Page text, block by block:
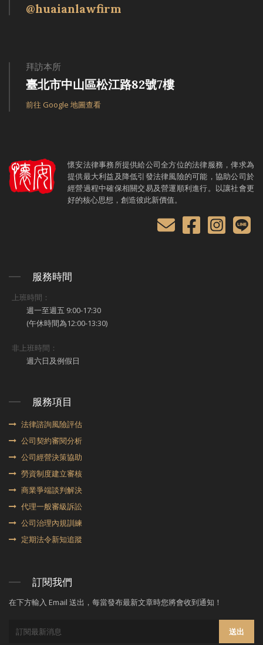
@huaianlawfirm
拜訪本所
臺北市中山區松江路82號7樓
前往 Google 地圖查看
懷安法律事務所提供給公司全方位的法律服務，俾求為
提供最大利益及降低引發法律風險的可能，協助公司於
經營過程中確保相關交易及營運順利進行。以讓社會更
好的核心思想，創造彼此新價值。
服務時間
上班時間：
週一至週五 9:00-17:30
(午休時間為12:00-13:30)
非上班時間：
週六日及例假日
服務項目
法律諮詢風險評估
公司契約審閱分析
公司經營決策協助
勞資制度建立審核
商業爭端談判解決
代理⼀般審級訴訟
公司治理內規訓練
定期法令新知追蹤
訂閱我們
在下方輸入 Email 送出，每當發布最新文章時您將會收到通知！
送出